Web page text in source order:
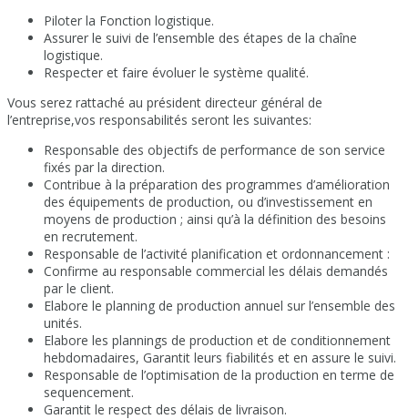
Piloter la Fonction logistique.
Assurer le suivi de l’ensemble des étapes de la chaîne
logistique.
Respecter et faire évoluer le système qualité.
Vous serez rattaché au président directeur général de
l’entreprise,vos responsabilités seront les suivantes:
Responsable des objectifs de performance de son service
fixés par la direction.
Contribue à la préparation des programmes d’amélioration
des équipements de production, ou d’investissement en
moyens de production ; ainsi qu’à la définition des besoins
en recrutement.
Responsable de l’activité planification et ordonnancement :
Confirme au responsable commercial les délais demandés
par le client.
Elabore le planning de production annuel sur l’ensemble des
unités.
Elabore les plannings de production et de conditionnement
hebdomadaires, Garantit leurs fiabilités et en assure le suivi.
Responsable de l’optimisation de la production en terme de
sequencement.
Garantit le respect des délais de livraison.